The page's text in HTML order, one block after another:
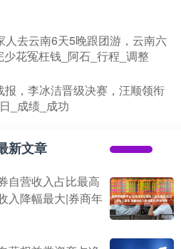
人去云南6天5晚跟团游，云南六
花冤枉钱_阿石_行程_调整
报，李冰洁晋级决赛，汪顺领衔
_成绩_成功
新文章
自营收入占比最高
入降幅最大|券商年